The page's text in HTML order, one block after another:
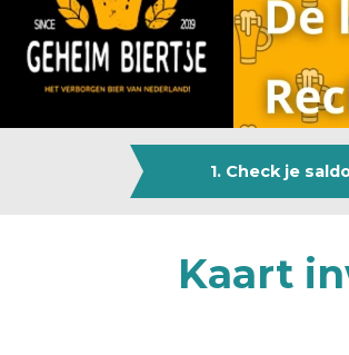
1. Check je
Kaart